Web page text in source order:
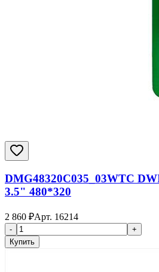
DMG48320C035_03WTC
3.5" 480*320
2 860 ₽Арт. 16214
-
+
Купить